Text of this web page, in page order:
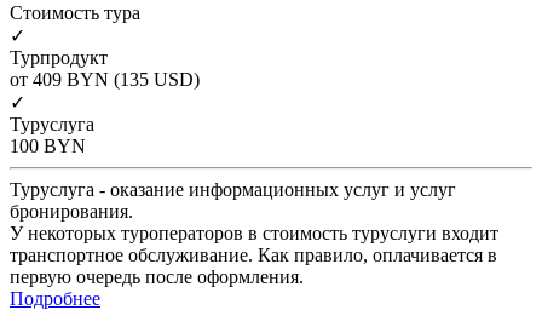
Cтоимость тура
✓
Турпродукт
от 409 BYN (135 USD)
✓
Туруслуга
100 BYN
Туруслуга - оказание информационных услуг и услуг
бронирования.
У некоторых туроператоров в стоимость туруслуги входит
транспортное обслуживание. Как правило, оплачивается в
первую очередь после оформления.
Подробнее